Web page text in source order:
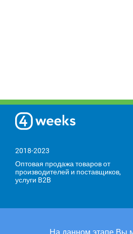
На данном этапе Вы
2018-2023
Оптовая продажа товаров от
производителей и поставщиков,
услуги B2B